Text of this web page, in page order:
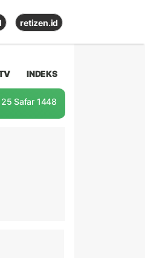
retizen.id
INDEKS
25 Safar 1448